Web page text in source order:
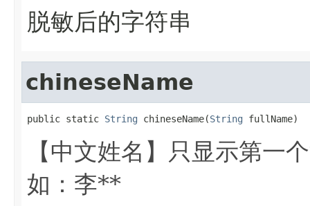
脱敏后的字符串
chineseName
public static String chineseName(String fullName)
【中文姓名】只显示第一
如：李**